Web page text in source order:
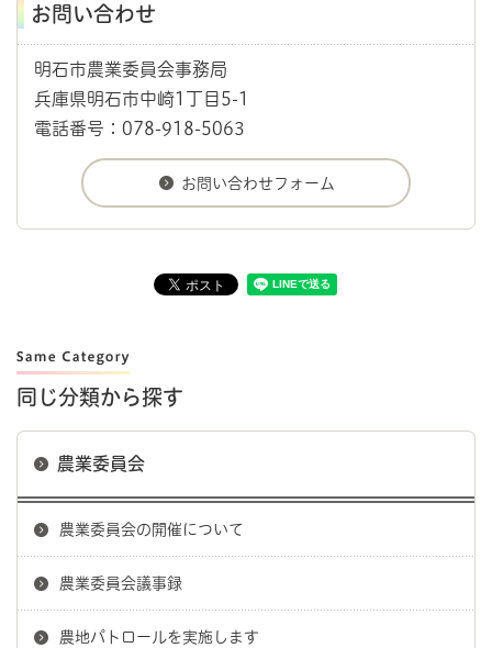
お問い合わせ
明石市農業委員会事務局
兵庫県明石市中崎1丁目5-1
電話番号：078-918-5063
同じ分類から探す
農業委員会
農業委員会の開催について
農業委員会議事録
農地パトロールを実施します